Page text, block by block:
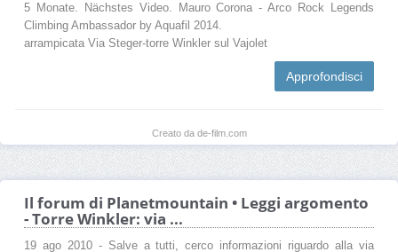
5 Monate. Nächstes Video. Mauro Corona - Arco Rock Legends
Climbing Ambassador by Aquafil 2014.
arrampicata Via Steger-torre Winkler sul Vajolet
Approfondisci
Creato da de-film.com
Il forum di Planetmountain • Leggi argomento
- Torre Winkler: via ...
19 ago 2010 - Salve a tutti, cerco informazioni riguardo alla via